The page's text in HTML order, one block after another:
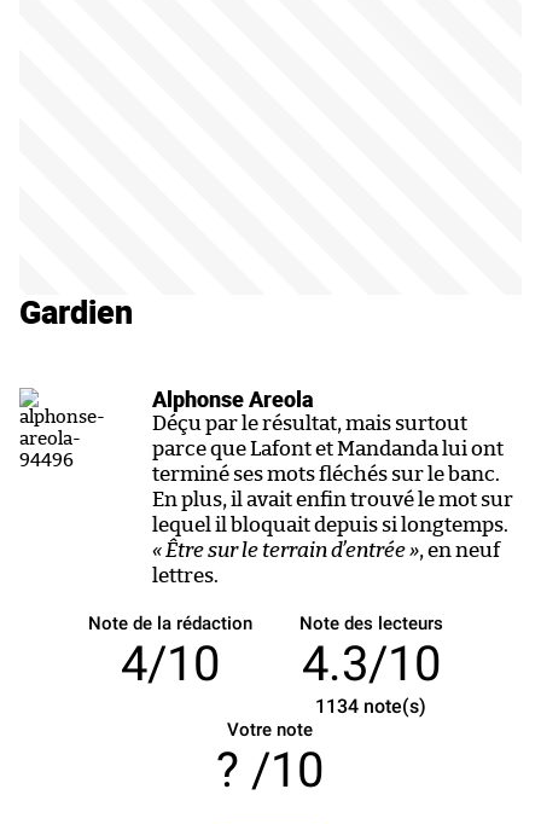
Gardien
Alphonse Areola
Déçu par le résultat, mais surtout
parce que Lafont et Mandanda lui ont
terminé ses mots fléchés sur le banc.
En plus, il avait enfin trouvé le mot sur
lequel il bloquait depuis si longtemps.
« Être sur le terrain d’entrée », en neuf
lettres.
Note de la rédaction
4/10
Note des lecteurs
4.3/10
1134 note(s)
Votre note
/10